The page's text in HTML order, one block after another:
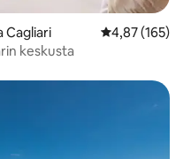
Cagliari
4,87 (165)
keskusta